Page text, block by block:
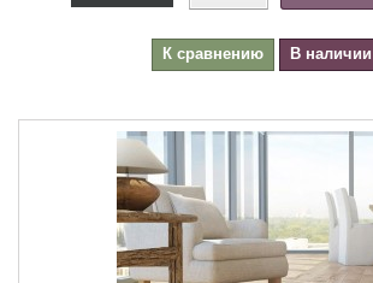
К сравнению В наличии